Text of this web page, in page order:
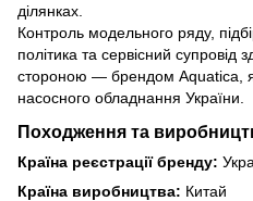
ділянках.
Контроль модельного ряду,
політика та сервісний супровід
стороною — брендом Aquatica,
насосного обладнання України.
Походження та
Країна реєстрації бренду:
Країна виробництва: Китай